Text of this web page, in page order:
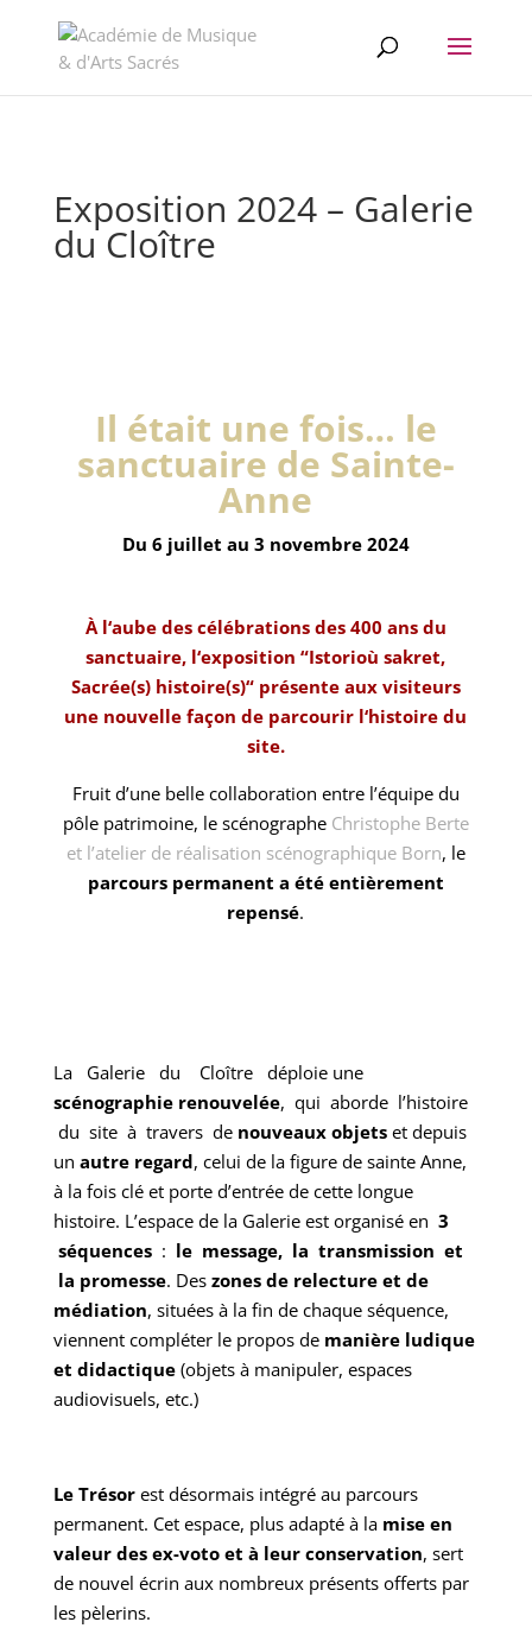
Exposition 2024 – Galerie
du Cloître
Il était une fois… le
sanctuaire de Sainte-
Anne
Du 6 juillet au 3 novembre 2024
À l‘aube des célébrations des 400 ans du
sanctuaire, l‘exposition “Istorioù sakret,
Sacrée(s) histoire(s)“ présente aux visiteurs
une nouvelle façon de parcourir l‘histoire du
site.
Fruit d’une belle collaboration entre l’équipe du
pôle patrimoine, le scénographeChristophe Berte
et l’atelier de réalisation scénographique Born, le
parcours permanent a été entièrement
repensé.
La Galerie du Cloître déploie une
scénographie renouvelée, qui aborde l’histoire
du site à travers denouveaux objetset depuis
un autre regard, celui de la figure de sainte Anne,
à la fois clé et porte d’entrée de cette longue
histoire. L’espace de la Galerie est organisé en 3
séquences: le message, la transmission et
la promesse. Des zones de relecture et de
médiation, situées à la fin de chaque séquence,
viennent compléter le propos de manière ludique
et didactique(objets à manipuler, espaces
audiovisuels, etc.)
Le Trésorest désormais intégré au parcours
permanent. Cet espace, plus adapté à la mise en
valeur des ex-voto et à leur conservation, sert
de nouvel écrin aux nombreux présents offerts par
les pèlerins.